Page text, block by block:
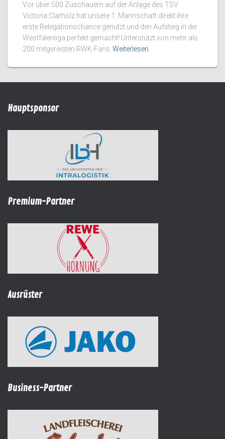
Vor über 500 Zuschauern auf der Anlage des TSV
Victoria Clarholz hat unsere 1. Mannschaft direkt ihre
erste Relegationschance genutzt und den Aufstieg in die
Westfalenliga perfekt gemacht! Unterstützt von mehr als
200 mitgereisten RWK-Fans Weiterlesen
Hauptsponsor
Premium-Partner
Ausrüster
Business-Partner